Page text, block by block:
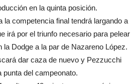
en la quinta posición.
la competencia final tendrá largando a
irá por el triunfo necesario para pelear
la Dodge a la par de Nazareno López.
dar caza de nuevo y Pezzucchi
del campeonato.